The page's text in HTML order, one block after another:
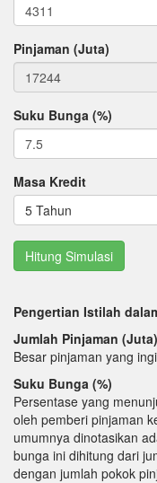
Pinjaman (Juta)
Suku Bunga (%)
Masa Kredit
5 Tahun
Pengertian Istilah
Jumlah Pinjaman (Juta)
Besar pinjaman yang
Suku Bunga (%)
Persentase yang
oleh pemberi pinjaman
umumnya dinotasikan
bunga ini dihitung dari
dengan jumlah pokok